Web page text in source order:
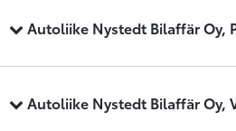
Autoliike Nystedt Bilaffär Oy,
Autoliike Nystedt Bilaffär Oy,